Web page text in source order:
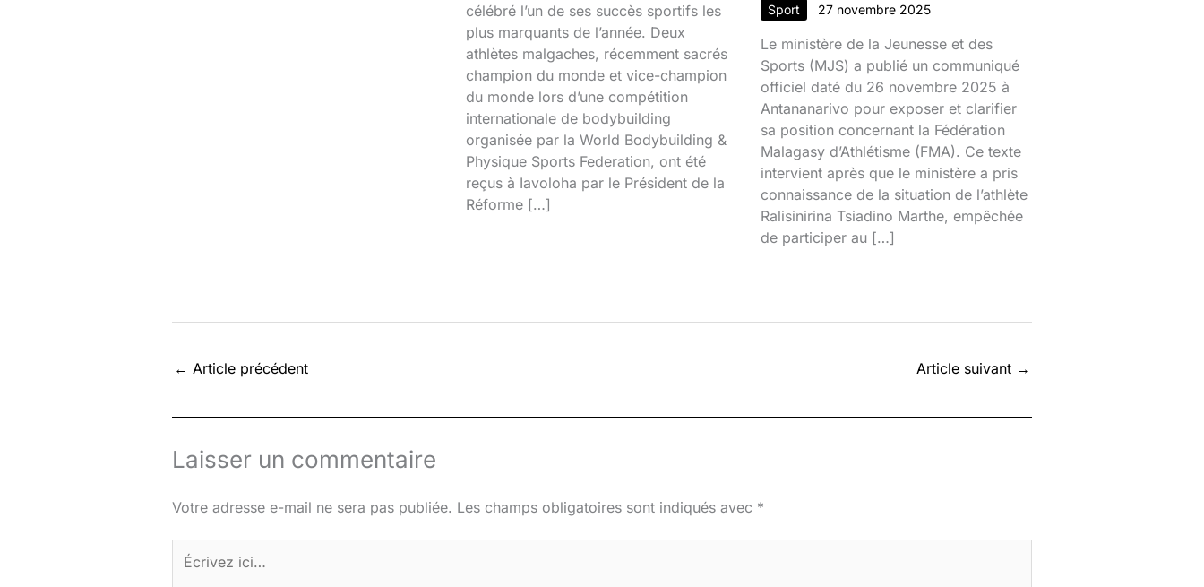
célébré l’un de ses succès sportifs les
plus marquants de l’année. Deux
athlètes malgaches, récemment sacrés
champion du monde et vice-champion
du monde lors d’une compétition
internationale de bodybuilding
organisée par la World Bodybuilding &
Physique Sports Federation, ont été
reçus à Iavoloha par le Président de la
Réforme […]
Sport 27 novembre 2025
Le ministère de la Jeunesse et des
Sports (MJS) a publié un communiqué
officiel daté du 26 novembre 2025 à
Antananarivo pour exposer et clarifier
sa position concernant la Fédération
Malagasy d’Athlétisme (FMA). Ce texte
intervient après que le ministère a pris
connaissance de la situation de l’athlète
Ralisinirina Tsiadino Marthe, empêchée
de participer au […]
← Article précédent Article suivant →
Laisser un commentaire
Votre adresse e-mail ne sera pas publiée. Les champs obligatoires sont indiqués avec *
Écrivez
ici…